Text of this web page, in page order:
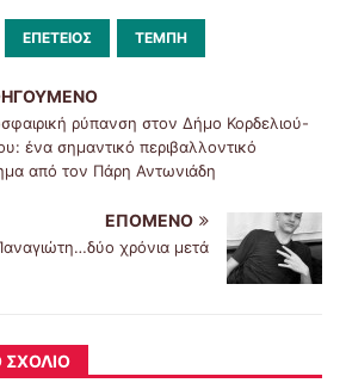
ΕΠΈΤΕΙΟΣ ΤΈΜΠΗ
ρύπανση στον Δήμο Κορδελιού-
ένα σημαντικό περιβαλλοντικό
από τον Πάρη Αντωνιάδη
ΕΠΌΜΕΝΟ
χρόνια μετά